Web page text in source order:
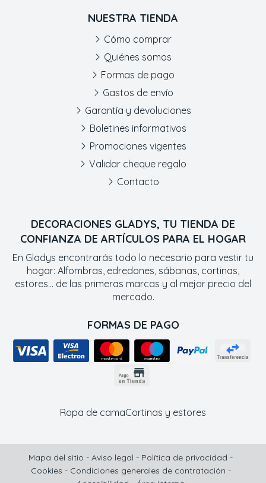
DECORACIONES GLADYS, TU TIENDA DE
CONFIANZA DE ARTÍCULOS PARA EL HOGAR
En Gladys encontrarás todo lo necesario para vestir tu
hogar: Alfombras, edredones, sábanas, cortinas,
estores... de las primeras marcas y al mejor precio del
mercado.
FORMAS DE PAGO
NUESTRA TIENDA
Cómo comprar
Quiénes somos
Formas de pago
Gastos de envío
Garantía y devoluciones
Boletines informativos
Promociones vigentes
Validar cheque regalo
Contacto
Ropa de camaCortinas y estores
Mapa del sitio - Aviso legal - Política de privacidad -
Cookies - Condiciones generales de contratación -